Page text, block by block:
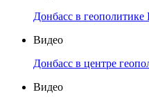
Донбасс в геополитике
Видео
Донбасс в центре
Видео